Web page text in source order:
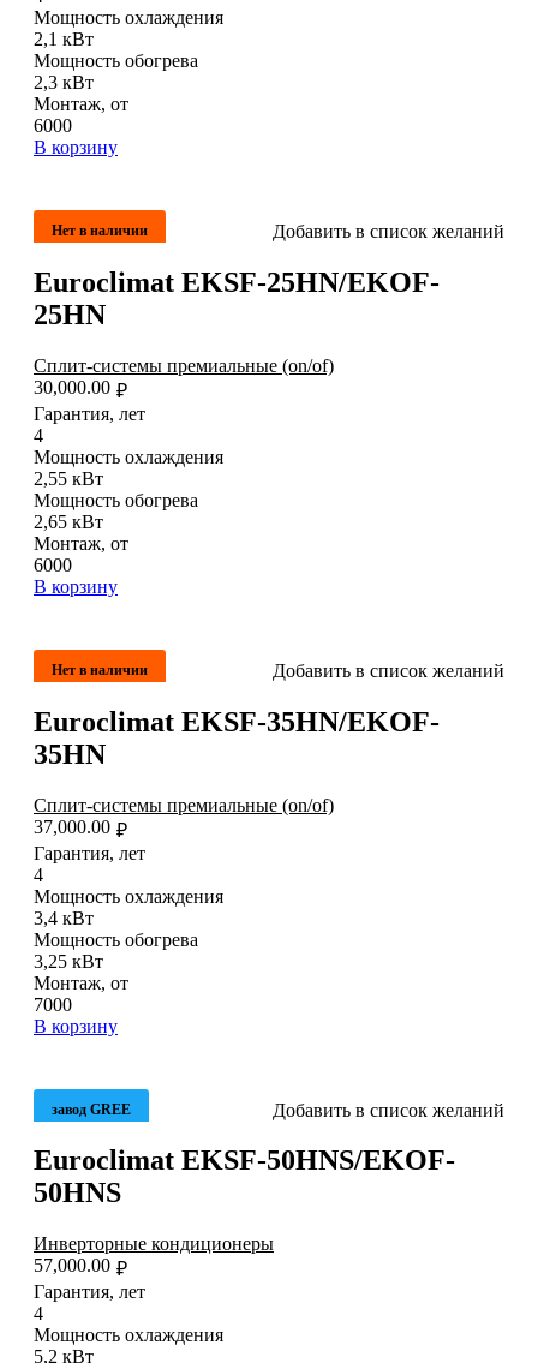
Мощность охлаждения
2,1 кВт
Мощность обогрева
2,3 кВт
Монтаж, от
6000
В корзину
Нет в наличии Добавить в список желаний
Euroclimat EKSF-25HN/EKOF-
25HN
Сплит-системы премиальные (on/of)
₽
30,000.00
Гарантия, лет
4
Мощность охлаждения
2,55 кВт
Мощность обогрева
2,65 кВт
Монтаж, от
6000
В корзину
Нет в наличии Добавить в список желаний
Euroclimat EKSF-35HN/EKOF-
35HN
Сплит-системы премиальные (on/of)
₽
37,000.00
Гарантия, лет
4
Мощность охлаждения
3,4 кВт
Мощность обогрева
3,25 кВт
Монтаж, от
7000
В корзину
завод GREE Добавить в список желаний
Euroclimat EKSF-50HNS/EKOF-
50HNS
Инверторные кондиционеры
₽
57,000.00
Гарантия, лет
4
Мощность охлаждения
5,2 кВт